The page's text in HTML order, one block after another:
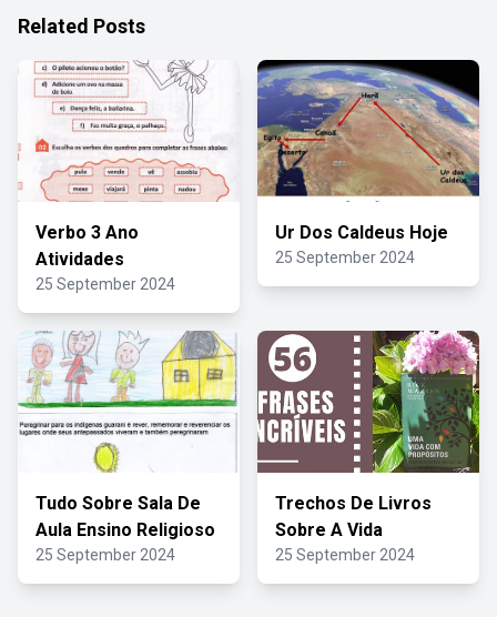
Related Posts
Verbo 3 Ano
Atividades
25 September 2024
Ur Dos Caldeus Hoje
25 September 2024
Tudo Sobre Sala De
Aula Ensino Religioso
25 September 2024
Trechos De Livros
Sobre A Vida
25 September 2024